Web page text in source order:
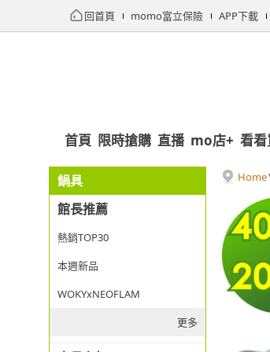
回首頁 momo富立保險 APP下載
首頁 限時搶購 直播 mo店+ 看看
鍋具
館長推薦
熱銷TOP30
本週新品
WOKYxNEOFLAM
更多
Home